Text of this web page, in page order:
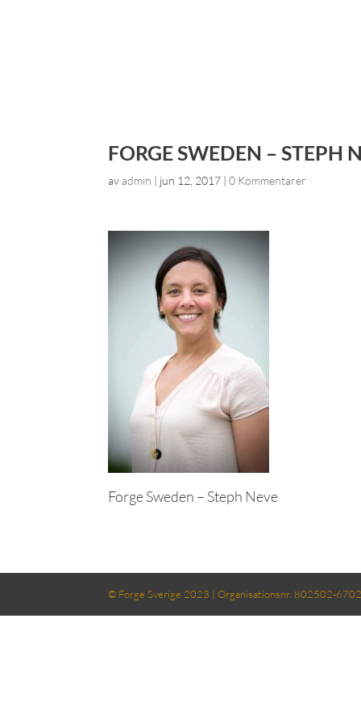
FORGE SWEDEN – STEPH
avadmin | jun 12, 2017 |0 Kommentarer
Forge Sweden – Steph Neve
© Forge Sverige 2023 | Organisationsnr. 802502-